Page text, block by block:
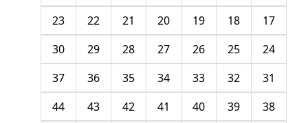
17
18
19
20
21
22
23
24
25
26
27
28
29
30
31
32
33
34
35
36
37
38
39
40
41
42
43
44